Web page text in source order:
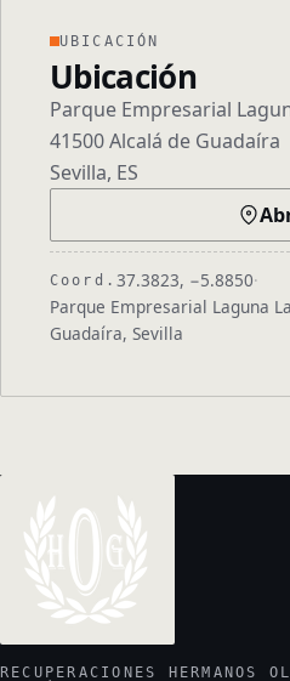
UBICACIÓN
Ubicación
Parque Empresarial
41500 Alcalá de Guadaíra
Sevilla, ES
Coord. 37.3823, −5.8850·
Parque Empresarial Laguna
Guadaíra, Sevilla
RECUPERACIONES HERMANOS